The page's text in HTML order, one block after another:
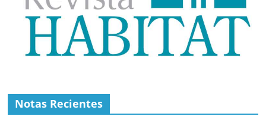
Notas Recientes